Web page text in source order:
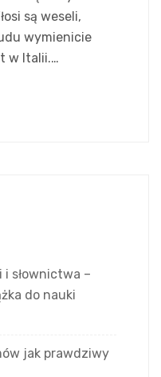
są weseli,
wymienicie
w Italii.…
i słownictwa –
do nauki
jak prawdziwy